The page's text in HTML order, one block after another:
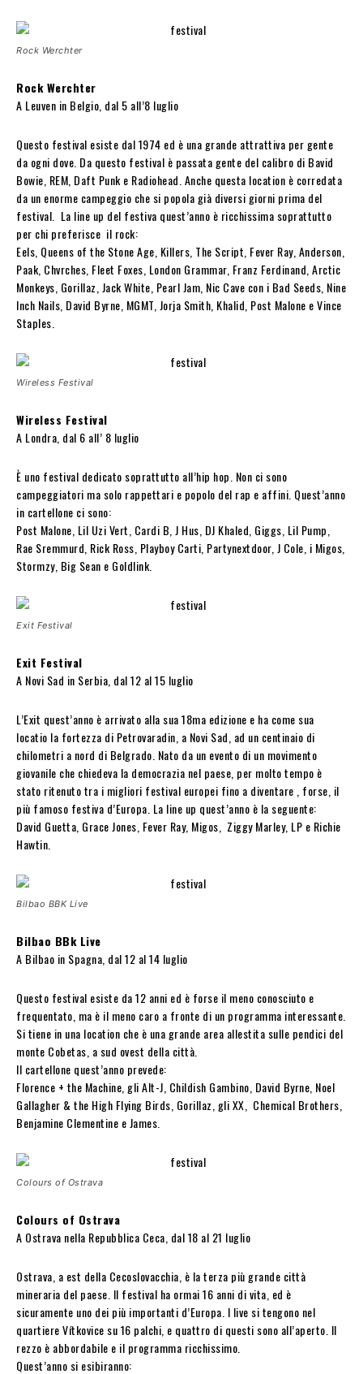
Rock Werchter
Rock Werchter
A Leuven in Belgio, dal 5 all’8 luglio
Questo festival esiste dal 1974 ed è una grande attrattiva per gente
da ogni dove. Da questo festival è passata gente del calibro di Bavid
Bowie, REM, Daft Punk e Radiohead. Anche questa location è corredata
da un enorme campeggio che si popola già diversi giorni prima del
festival. La line up del festiva quest’anno è ricchissima soprattutto
per chi preferisce il rock:
Eels, Queens of the Stone Age, Killers, The Script, Fever Ray, Anderson,
Paak, Chvrches, Fleet Foxes, London Grammar, Franz Ferdinand, Arctic
Monkeys, Gorillaz, Jack White, Pearl Jam, Nic Cave con i Bad Seeds, Nine
Inch Nails, David Byrne, MGMT, Jorja Smith, Khalid, Post Malone e Vince
Staples.
Wireless Festival
Wireless Festival
A Londra, dal 6 all’ 8 luglio
È uno festival dedicato soprattutto all’hip hop. Non ci sono
campeggiatori ma solo rappettari e popolo del rap e affini. Quest’anno
in cartellone ci sono:
Post Malone, Lil Uzi Vert, Cardi B, J Hus, DJ Khaled, Giggs, Lil Pump,
Rae Sremmurd, Rick Ross, Playboy Carti, Partynextdoor, J Cole, i Migos,
Stormzy, Big Sean e Goldlink.
Exit Festival
Exit Festival
A Novi Sad in Serbia, dal 12 al 15 luglio
L’Exit quest’anno è arrivato alla sua 18ma edizione e ha come sua
locatio la fortezza di Petrovaradin, a Novi Sad, ad un centinaio di
chilometri a nord di Belgrado. Nato da un evento di un movimento
giovanile che chiedeva la democrazia nel paese, per molto tempo è
stato ritenuto tra i migliori festival europei fino a diventare , forse, il
più famoso festiva d’Europa. La line up quest’anno è la seguente:
David Guetta, Grace Jones, Fever Ray, Migos, Ziggy Marley, LP e Richie
Hawtin.
Bilbao BBK Live
Bilbao BBk Live
A Bilbao in Spagna, dal 12 al 14 luglio
Questo festival esiste da 12 anni ed è forse il meno conosciuto e
frequentato, ma è il meno caro a fronte di un programma interessante.
Si tiene in una location che è una grande area allestita sulle pendici del
monte Cobetas, a sud ovest della città.
Il cartellone quest’anno prevede:
Florence + the Machine, gli Alt-J, Childish Gambino, David Byrne, Noel
Gallagher & the High Flying Birds, Gorillaz, gli XX, Chemical Brothers,
Benjamine Clementine e James.
Colours of Ostrava
Colours of Ostrava
A Ostrava nella Repubblica Ceca, dal 18 al 21 luglio
Ostrava, a est della Cecoslovacchia, è la terza più grande città
mineraria del paese. Il festival ha ormai 16 anni di vita, ed è
sicuramente uno dei più importanti d’Europa. I live si tengono nel
quartiere Vítkovice su 16 palchi, e quattro di questi sono all’aperto. Il
rezzo è abbordabile e il programma ricchissimo.
Quest’anno si esibiranno: